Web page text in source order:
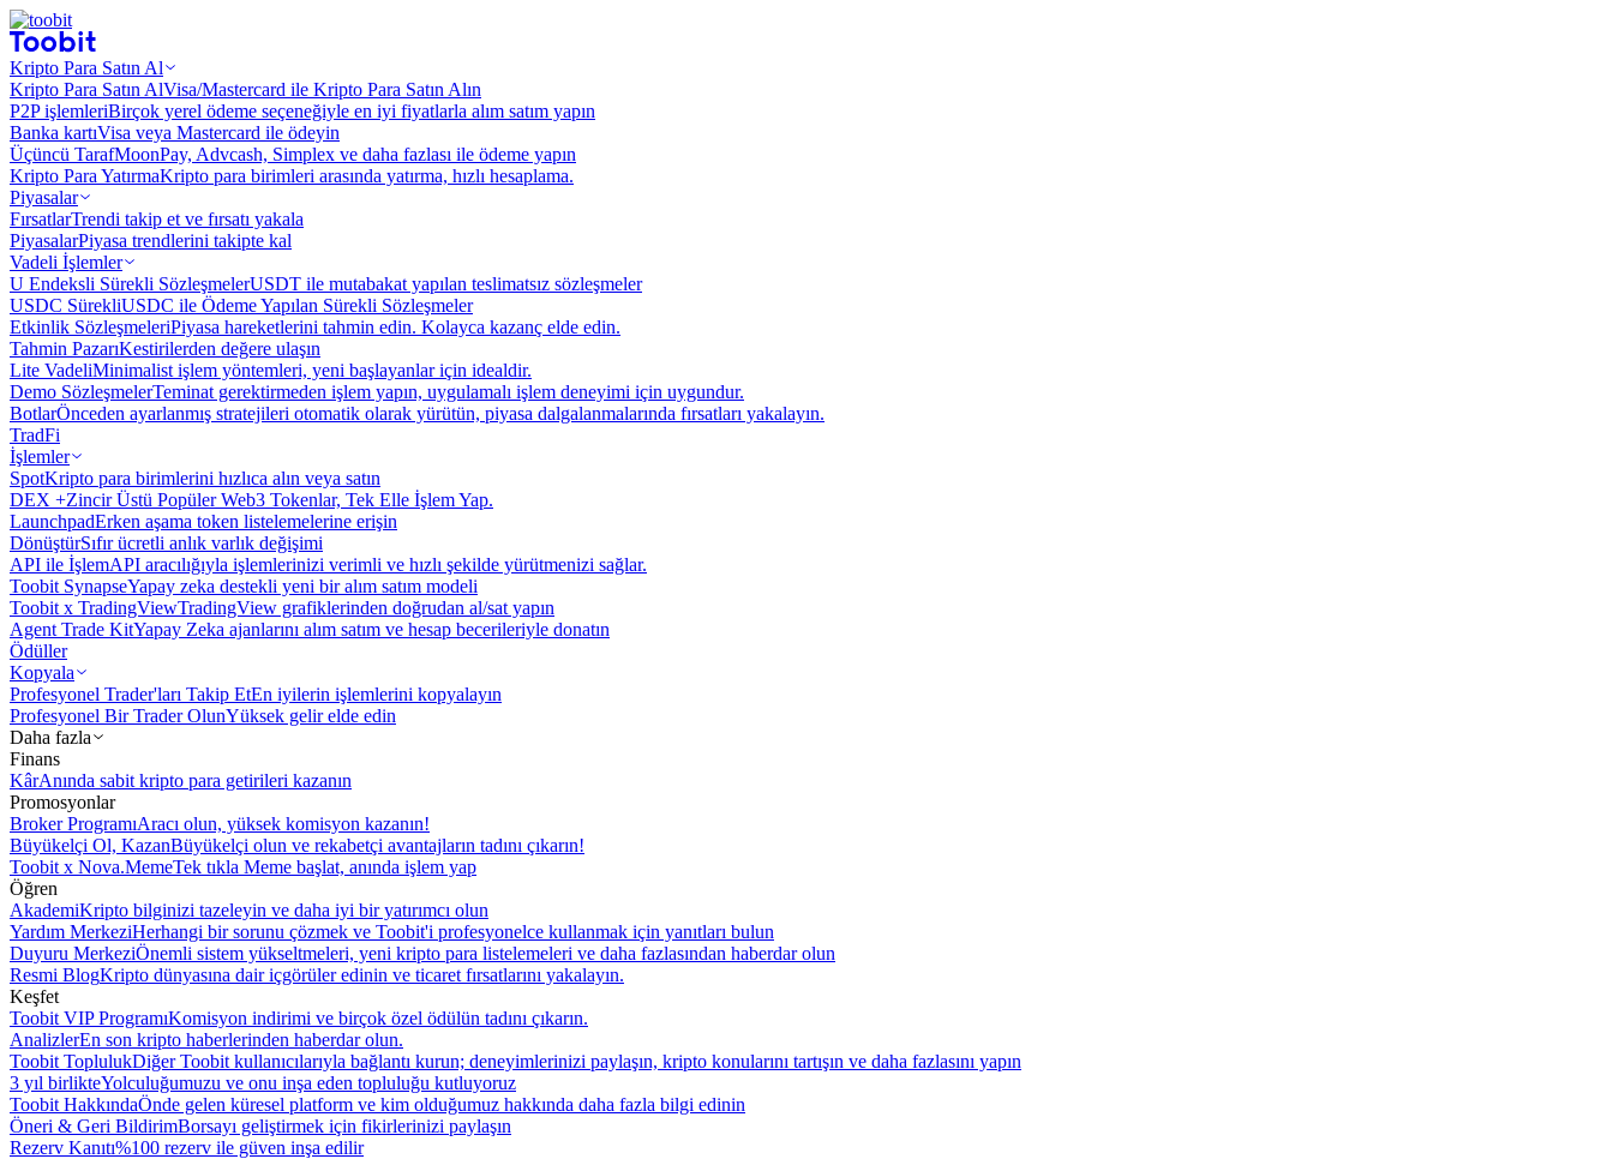
Kripto Para Satın Al
Kripto Para Satın AlVisa/Mastercard ile Kripto Para Satın Alın
P2P işlemleriBirçok yerel ödeme seçeneğiyle en iyi fiyatlarla alım satım yapın
Banka kartıVisa veya Mastercard ile ödeyin
Üçüncü TarafMoonPay, Advcash, Simplex ve daha fazlası ile ödeme yapın
Kripto Para YatırmaKripto para birimleri arasında yatırma, hızlı hesaplama.
Piyasalar
FırsatlarTrendi takip et ve fırsatı yakala
PiyasalarPiyasa trendlerini takipte kal
Vadeli İşlemler
U Endeksli Sürekli SözleşmelerUSDT ile mutabakat yapılan teslimatsız sözleşmeler
USDC SürekliUSDC ile Ödeme Yapılan Sürekli Sözleşmeler
Etkinlik SözleşmeleriPiyasa hareketlerini tahmin edin. Kolayca kazanç elde edin.
Tahmin PazarıKestirilerden değere ulaşın
Lite VadeliMinimalist işlem yöntemleri, yeni başlayanlar için idealdir.
Demo SözleşmelerTeminat gerektirmeden işlem yapın, uygulamalı işlem deneyimi için uygundur.
BotlarÖnceden ayarlanmış stratejileri otomatik olarak yürütün, piyasa dalgalanmalarında fırsatları yakalayın.
TradFi
İşlemler
SpotKripto para birimlerini hızlıca alın veya satın
DEX +Zincir Üstü Popüler Web3 Tokenlar, Tek Elle İşlem Yap.
LaunchpadErken aşama token listelemelerine erişin
DönüştürSıfır ücretli anlık varlık değişimi
API ile İşlemAPI aracılığıyla işlemlerinizi verimli ve hızlı şekilde yürütmenizi sağlar.
Toobit SynapseYapay zeka destekli yeni bir alım satım modeli
Toobit x TradingViewTradingView grafiklerinden doğrudan al/sat yapın
Agent Trade KitYapay Zeka ajanlarını alım satım ve hesap becerileriyle donatın
Ödüller
Kopyala
Profesyonel Trader'ları Takip EtEn iyilerin işlemlerini kopyalayın
Profesyonel Bir Trader OlunYüksek gelir elde edin
Daha fazla
Finans
KârAnında sabit kripto para getirileri kazanın
Promosyonlar
Broker ProgramıAracı olun, yüksek komisyon kazanın!
Büyükelçi Ol, KazanBüyükelçi olun ve rekabetçi avantajların tadını çıkarın!
Toobit x Nova.MemeTek tıkla Meme başlat, anında işlem yap
Öğren
AkademiKripto bilginizi tazeleyin ve daha iyi bir yatırımcı olun
Yardım MerkeziHerhangi bir sorunu çözmek ve Toobit'i profesyonelce kullanmak için yanıtları bulun
Duyuru MerkeziÖnemli sistem yükseltmeleri, yeni kripto para listelemeleri ve daha fazlasından haberdar olun
Resmi BlogKripto dünyasına dair içgörüler edinin ve ticaret fırsatlarını yakalayın.
Keşfet
Toobit VIP ProgramıKomisyon indirimi ve birçok özel ödülün tadını çıkarın.
AnalizlerEn son kripto haberlerinden haberdar olun.
Toobit ToplulukDiğer Toobit kullanıcılarıyla bağlantı kurun; deneyimlerinizi paylaşın, kripto konularını tartışın ve daha fazlasını yapın
3 yıl birlikteYolculuğumuzu ve onu inşa eden topluluğu kutluyoruz
Toobit HakkındaÖnde gelen küresel platform ve kim olduğumuz hakkında daha fazla bilgi edinin
Öneri & Geri BildirimBorsayı geliştirmek için fikirlerinizi paylaşın
Rezerv Kanıtı%100 rezerv ile güven inşa edilir